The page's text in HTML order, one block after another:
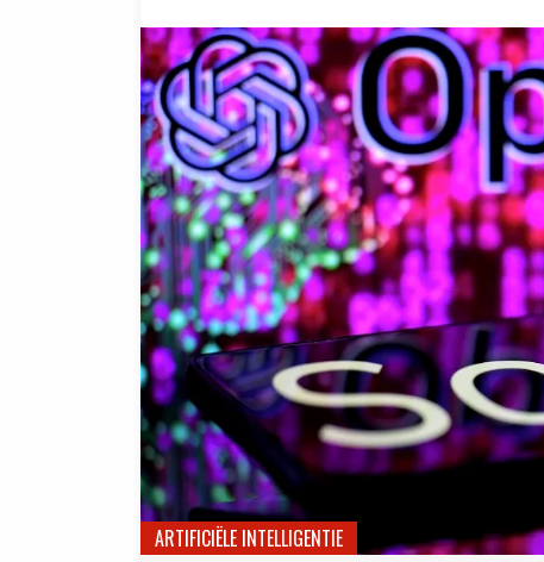
ARTIFICIËLE INTELLIGENTIE